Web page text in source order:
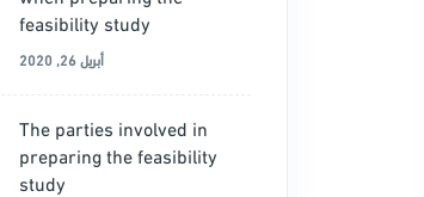
feasibility study
أبريل 26, 2020
The parties involved in
preparing the feasibility
study